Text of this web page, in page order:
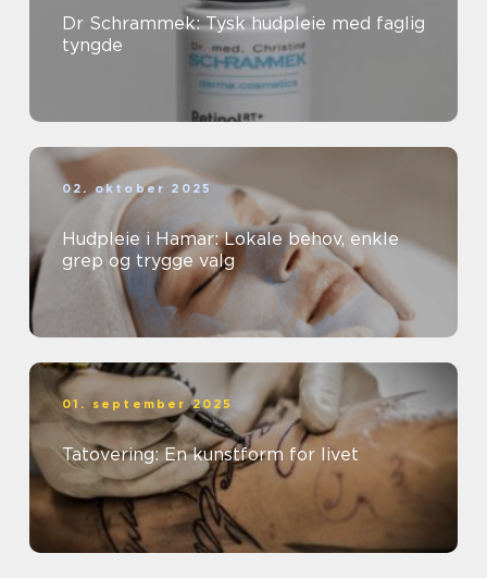
Dr Schrammek: Tysk hudpleie med faglig
tyngde
02. oktober 2025
Hudpleie i Hamar: Lokale behov, enkle
grep og trygge valg
01. september 2025
Tatovering: En kunstform for livet